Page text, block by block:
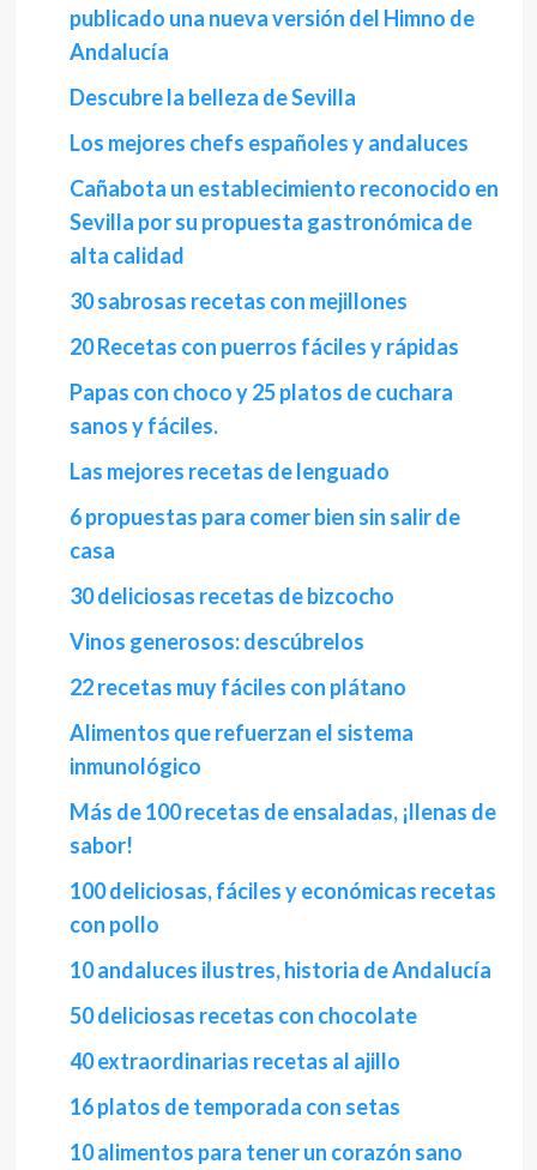
publicado una nueva versión del Himno de
Andalucía
Descubre la belleza de Sevilla
Los mejores chefs españoles y andaluces
Cañabota un establecimiento reconocido en
Sevilla por su propuesta gastronómica de
alta calidad
30 sabrosas recetas con mejillones
20 Recetas con puerros fáciles y rápidas
Papas con choco y 25 platos de cuchara
sanos y fáciles.
Las mejores recetas de lenguado
6 propuestas para comer bien sin salir de
casa
30 deliciosas recetas de bizcocho
Vinos generosos: descúbrelos
22 recetas muy fáciles con plátano
Alimentos que refuerzan el sistema
inmunológico
Más de 100 recetas de ensaladas, ¡llenas de
sabor!
100 deliciosas, fáciles y económicas recetas
con pollo
10 andaluces ilustres, historia de Andalucía
50 deliciosas recetas con chocolate
40 extraordinarias recetas al ajillo
16 platos de temporada con setas
10 alimentos para tener un corazón sano